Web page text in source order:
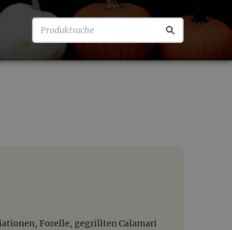
Forelle, gegrillten Calamari